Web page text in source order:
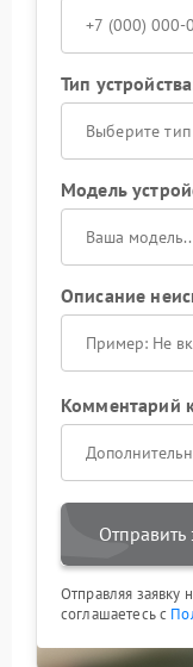
Тип
Выберите тип
Модель
Описание
Комментарий
Отправить
Отправляя заявку
соглашаетесь с